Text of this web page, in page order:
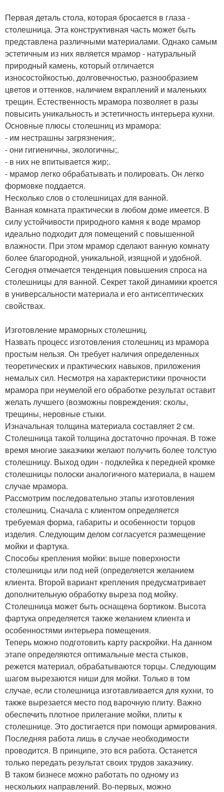
Первая деталь стола, которая бросается в глаза -
столешница. Эта конструктивная часть может быть
представлена различными материалами. Однако самым
эстетичным из них является мрамор - натуральный
природный камень, который отличается
износостойкостью, долговечностью, разнообразием
цветов и оттенков, наличием вкраплений и маленьких
трещин. Естественность мрамора позволяет в разы
повысить уникальность и эстетичность интерьера кухни.
Основные плюсы столешниц из мрамора:
- им нестрашны загрязнения;.
- они гигиеничны, экологичны;.
- в них не впитывается жир;.
- мрамор легко обрабатывать и полировать. Он легко
формовке поддается.
Несколько слов о столешницах для ванной.
Ванная комната практически в любом доме имеется. В
силу устойчивости природного камня к воде мрамор
идеально подходит для помещений с повышенной
влажности. При этом мрамор сделают ванную комнату
более благородной, уникальной, изящной и удобной.
Сегодня отмечается тенденция повышения спроса на
столешницы для ванной. Секрет такой динамики кроется
в универсальности материала и его антисептических
свойствах.
Изготовление мраморных столешниц.
Назвать процесс изготовления столешниц из мрамора
простым нельзя. Он требует наличия определенных
теоретических и практических навыков, приложения
немалых сил. Несмотря на характеристики прочности
мрамора при неумелой его обработке результат оставит
желать лучшего (возможны повреждения: сколы,
трещины, неровные стыки.
Изначальная толщина материала составляет 2 см.
Столешница такой толщина достаточно прочная. В тоже
время многие заказчики желают получить более толстую
столешницу. Выход один - подклейка к передней кромке
столешницы полоски аналогичного материала, в нашем
случае мрамора.
Рассмотрим последовательно этапы изготовления
столешниц. Сначала с клиентом определяется
требуемая форма, габариты и особенности торцов
изделия. Следующим делом согласуется размещение
мойки и фартука.
Способы крепления мойки: выше поверхности
столешницы или под ней (определяется желанием
клиента. Второй вариант крепления предусматривает
дополнительную обработку выреза под мойку.
Столешница может быть оснащена бортиком. Высота
фартука определяется также желанием клиента и
особенностями интерьера помещения.
Теперь можно подготовить карту раскройки. На данном
этапе определяются оптимальные места стыков,
режется материал, обрабатываются торцы. Следующим
шагом вырезаются ниши для мойки. Только в том
случае, если столешница изготавливается для кухни, то
также вырезается место под варочную плиту. Важно
обеспечить плотное прилегание мойки, плиты к
столешнице. Это достигается при помощи армирования.
Последняя работа лишь в случае необходимости
проводится. В принципе, это вся работа. Останется
только передать результат своих трудов заказчику.
В таком бизнесе можно работать по одному из
нескольких направлений. Во-первых, можно